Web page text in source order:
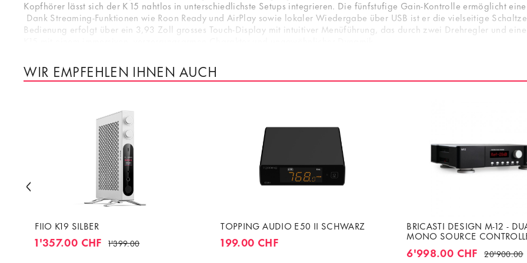
Kopfhörer lässt sich der K 15 nahtlos in unterschiedlichste Setups integrieren. Die fünfstufige Gain-Kontrolle ermöglicht
Dank Streaming-Funktionen wie Roon Ready und AirPlay sowie lokaler Wiedergabe über USB ist er die vielseitige
Bedienung erfolgt über ein 3,93 Zoll grosses Touch-Display mit intuitiver Menüführung, das durch zwei Drehregler und
Der FiiO K15 ist ein kompromissloses Audio-Interface für höchste Ansprüche. Er vereint technische Exzellenz, intuitive
Gehäuse. Es besticht nicht nur durch seine technische Raffinesse, sondern auch durch sein hochwertiges Industriedesign mit
WIR EMPFEHLEN IHNEN AUCH
FIIO K19 SILBER
1'357.00 CHF 1'399.00
TOPPING AUDIO E50 II SCHWARZ
199.00 CHF
BRICASTI DESIGN M-12 -
MONO SOURCE
6'998.00 CHF 20'900.00